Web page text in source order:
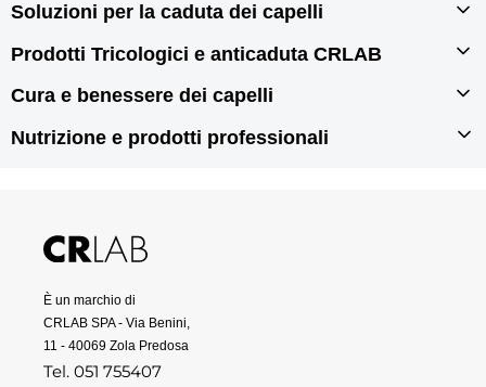
Soluzioni per la caduta dei capelli
Infoltimento capelli
Prodotti Tricologici e anticaduta CRLAB
Prodotti tricologici
Prodotti antiforfora
Cura e benessere dei capelli
Prodotti per doppie punte
Nutrizione e prodotti professionali
Prodotti professionali per capelli
È un marchio di
CRLAB SPA - Via Benini,
11 - 40069 Zola Predosa
Tel. 051 755407